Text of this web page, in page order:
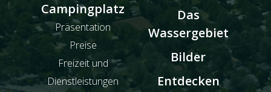
Campingplatz
Präsentation
Preise
Freizeit und
Dienstleistungen
Das
Wassergebiet
Bilder
Entdecken